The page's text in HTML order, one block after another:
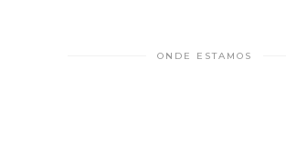
ONDE ESTAMOS